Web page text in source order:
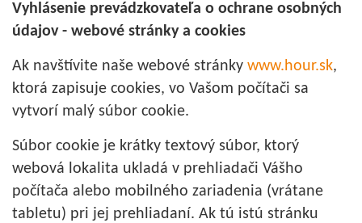
Vyhlásenie prevádzkovateľa o ochrane osobných
údajov - webové stránky a cookies
Ak navštívite naše webové stránky www.hour.sk,
ktorá zapisuje cookies, vo Vašom počítači sa
vytvorí malý súbor cookie.
Súbor cookie je krátky textový súbor, ktorý
webová lokalita ukladá v prehliadači Vášho
počítača alebo mobilného zariadenia (vrátane
tabletu) pri jej prehliadaní. Ak tú istú stránku